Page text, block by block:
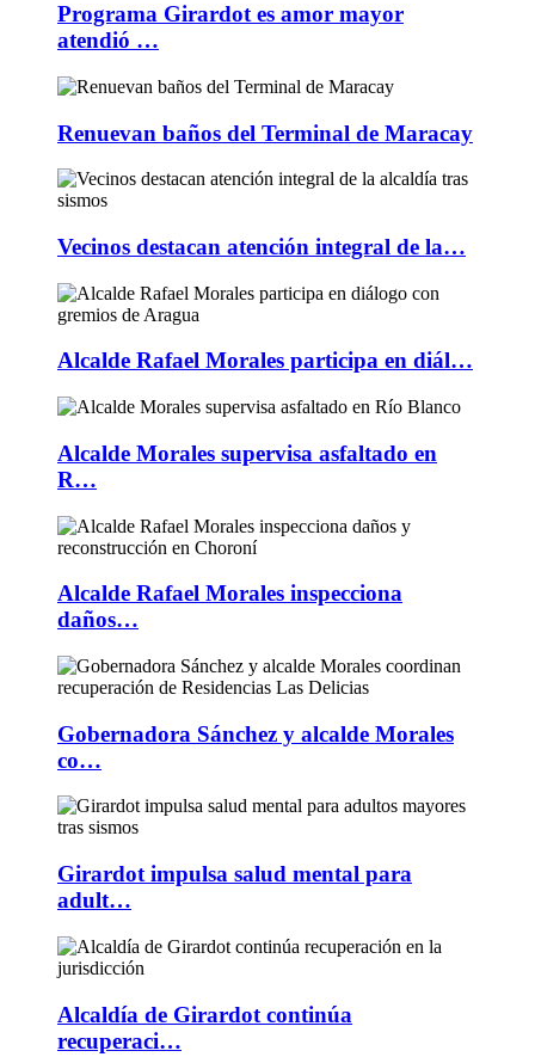
Programa Girardot es amor mayor
atendió …
Renuevan baños del Terminal de Maracay
Vecinos destacan atención integral de la…
Alcalde Rafael Morales participa en diál…
Alcalde Morales supervisa asfaltado en
R…
Alcalde Rafael Morales inspecciona
daños…
Gobernadora Sánchez y alcalde Morales
co…
Girardot impulsa salud mental para
adult…
Alcaldía de Girardot continúa
recuperaci…